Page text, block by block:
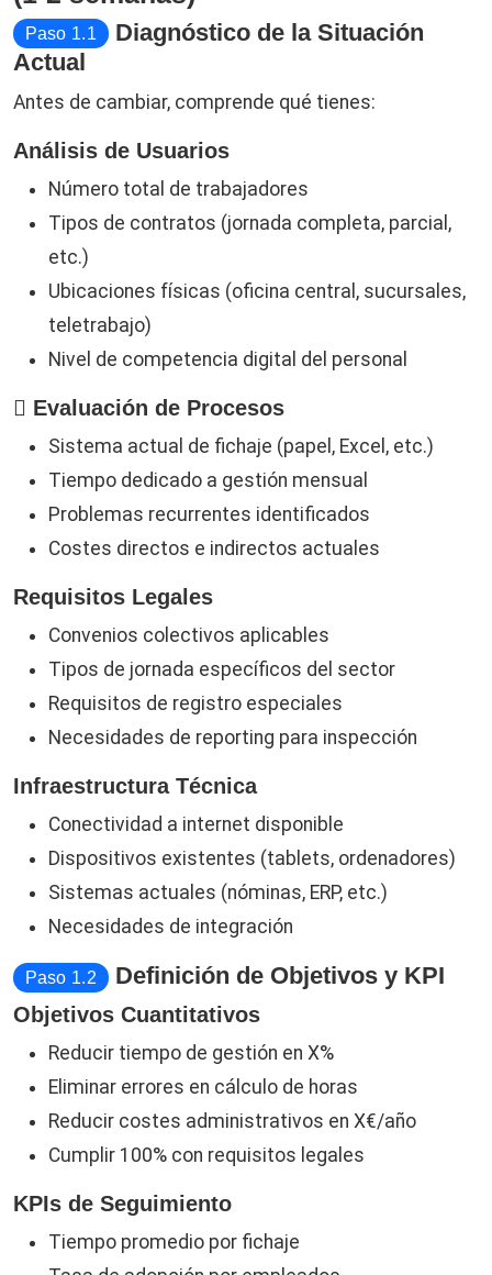
Paso 1.1
Diagnóstico de la Situación
Actual
Antes de cambiar, comprende qué tienes:
Análisis de Usuarios
Número total de trabajadores
Tipos de contratos (jornada completa, parcial,
etc.)
Ubicaciones físicas (oficina central, sucursales,
teletrabajo)
Nivel de competencia digital del personal
Evaluación de Procesos
Sistema actual de fichaje (papel, Excel, etc.)
Tiempo dedicado a gestión mensual
Problemas recurrentes identificados
Costes directos e indirectos actuales
Requisitos Legales
Convenios colectivos aplicables
Tipos de jornada específicos del sector
Requisitos de registro especiales
Necesidades de reporting para inspección
Infraestructura Técnica
Conectividad a internet disponible
Dispositivos existentes (tablets, ordenadores)
Sistemas actuales (nóminas, ERP, etc.)
Necesidades de integración
Paso 1.2 Definición de Objetivos y KPI
Objetivos Cuantitativos
Reducir tiempo de gestión en X%
Eliminar errores en cálculo de horas
Reducir costes administrativos en X€/año
Cumplir 100% con requisitos legales
KPIs de Seguimiento
Tiempo promedio por fichaje